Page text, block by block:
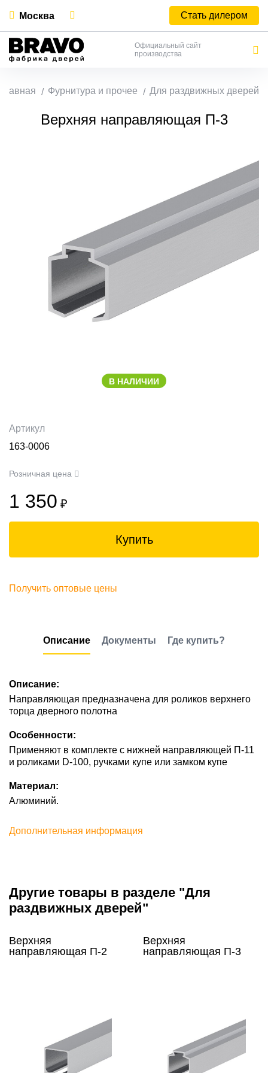
Москва Стать дилером
Официальный сайт
производства
Фурнитура и прочее Для раздвижных дверей
Верхняя направляющая П-3
В НАЛИЧИИ
Артикул
163-0006
Розничная цена
1 350 ₽
Купить
Получить оптовые цены
Описание Документы Где купить?
Описание:
Направляющая предназначена для роликов верхнего
торца дверного полотна
Особенности:
Применяют в комплекте с нижней направляющей П-11
и роликами D-100, ручками купе или замком купе
Материал:
Алюминий.
Дополнительная информация
Другие товары в разделе "Для
раздвижных дверей"
Верхняя
направляющая П-2
Верхняя
направляющая П-3